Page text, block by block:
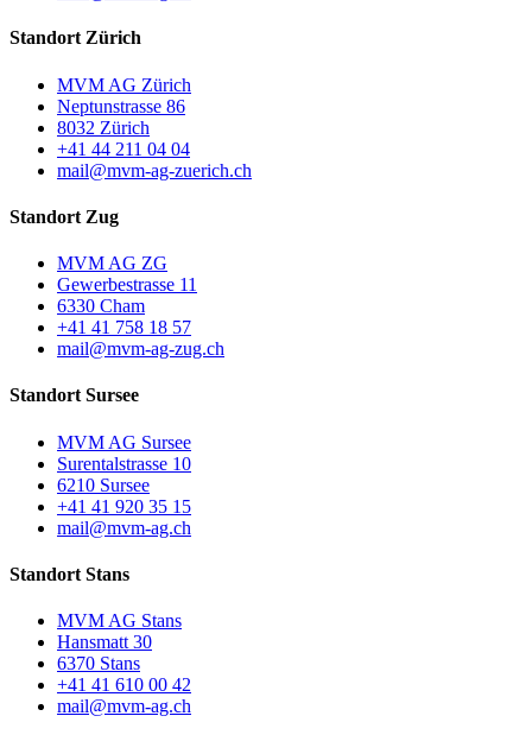
Standort Zürich
MVM AG Zürich
Neptunstrasse 86
8032 Zürich
+41 44 211 04 04
mail@mvm-ag-zuerich.ch
Standort Zug
MVM AG ZG
Gewerbestrasse 11
6330 Cham
+41 41 758 18 57
mail@mvm-ag-zug.ch
Standort Sursee
MVM AG Sursee
Surentalstrasse 10
6210 Sursee
+41 41 920 35 15
mail@mvm-ag.ch
Standort Stans
MVM AG Stans
Hansmatt 30
6370 Stans
+41 41 610 00 42
mail@mvm-ag.ch